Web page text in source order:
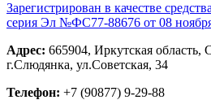
Зарегистрирован в качестве
серия Эл №ФС77-88676 от 08
Адрес: 665904, Иркутская область,
г.Слюдянка, ул.Советская, 34
Телефон: +7 (90877) 9-29-88